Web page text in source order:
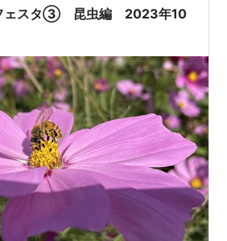
ですね。 Wikipediaから引用 さて、
温…
ェスタ③ 昆虫編 2023年10